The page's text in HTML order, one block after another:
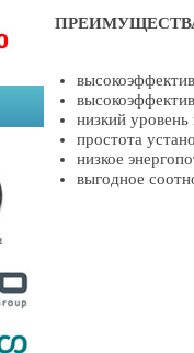
низкий
простота
низкое
выгодное